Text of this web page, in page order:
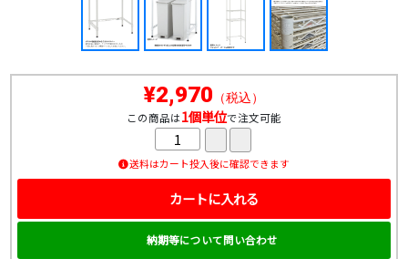
¥2,970 （税込）
この商品は1個単位で注文可能
送料はカート投入後に確認できます
カートに入れる
納期等について問い合わせ